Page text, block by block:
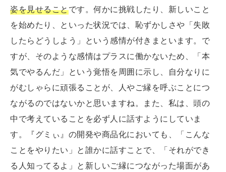
姿を見せることです。何かに挑戦したり、新しいこと
を始めたり、といった状況では、恥ずかしさや「失敗
したらどうしよう」という感情が付きまといます。で
すが、そのような感情はプラスに働かないため、「本
気でやるんだ」という覚悟を周囲に示し、自分なりに
がむしゃらに頑張ることが、人やご縁を呼ぶことにつ
ながるのではないかと思いますね。また、私は、頭の
中で考えていることを必ず人に話すようにしていま
す。『グミぃ』の開発や商品化においても、「こんな
ことをやりたい」と誰かに話すことで、「それができ
る人知ってるよ」と新しいご縁につながった場面があ